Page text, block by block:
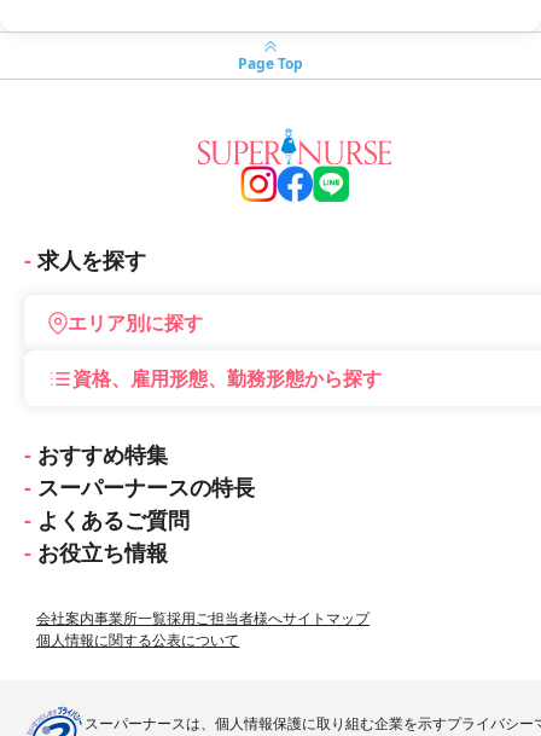
採用ご担当者様へ
スーパーナースの特長
Page Top
おすすめ特集
スーパーナースの特長
よくあるご質問
お役立ち情報
求人を探す
エリア別に探す
資格、雇用形態、勤務形態から探す
会社案内事業所一覧採用ご担当者様へサイトマップ
個人情報に関する公表について
スーパーナースは、個人情報保護に取り組む企業を示すプライバシー